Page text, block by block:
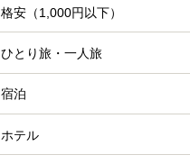
格安（1,000円以下）
ひとり旅・一人旅
宿泊
ホテル